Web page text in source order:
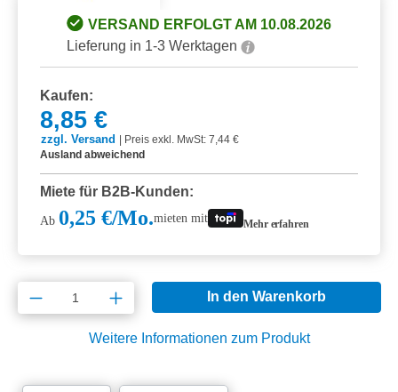
VERSAND ERFOLGT AM 10.08.2026
Lieferung in 1-3 Werktagen
Kaufen:
8,85 €
zzgl. Versand
Preis exkl. MwSt: 7,44 €
Ausland abweichend
Miete für B2B-Kunden:
Ab 0,25 €/Mo.mieten mit Mehr erfahren
Produkt Anzahl: Gib den gewünschten
In den Warenkorb
Weitere Informationen zum Produkt